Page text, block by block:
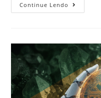
Continue Lendo